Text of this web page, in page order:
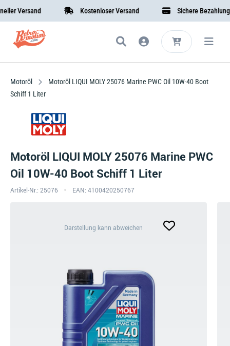
Versand Kostenloser Versand Sichere Bezahlung
Motoröl
Motoröl LIQUI MOLY 25076 Marine PWC Oil 10W-40 Boot
Schiff 1 Liter
Motoröl LIQUI MOLY 25076 Marine PWC
Oil 10W-40 Boot Schiff 1 Liter
Artikel-Nr.: 25076 EAN: 4100420250767
Darstellung kann abweichen